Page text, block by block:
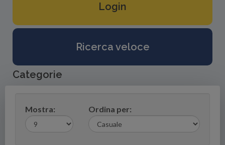
Login
Ricerca veloce
Categorie
Mostra: Ordina per: